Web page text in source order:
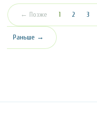
← Позже 1 (текущая)
2 3
Раньше →